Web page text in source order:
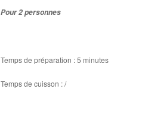
Pour 2 personnes
Temps de préparation : 5 minutes
Temps de cuisson : /